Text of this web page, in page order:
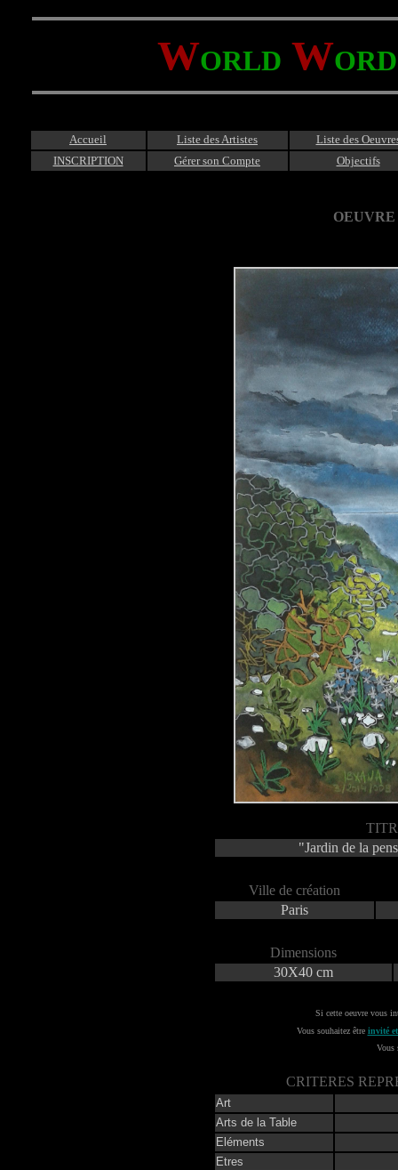
WORLD WORD
Accueil Liste des Artistes
Liste des
INSCRIPTION
Gérer son Compte Objectifs
"Jardin de la
Ville de création
Paris
Dimensions
30X40 cm
Si cette oeuvre vous
Vous souhaitez être invité
Vous
CRITERES
Art
Arts de la Table
Eléments
Etres